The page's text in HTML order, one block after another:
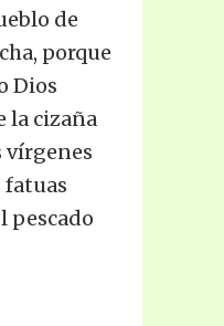
de
porque
Dios
la cizaña
vírgenes
fatuas
pescado